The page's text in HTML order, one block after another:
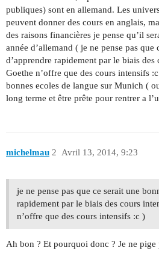
publiques) sont en allemand. Les
peuvent donner des cours en anglais,
des raisons financières je pense qu’il
année d’allemand ( je ne pense pas que
d’apprendre rapidement par le biais
Goethe n’offre que des cours intensifs
bonnes ecoles de langue sur Munich (
long terme et être prête pour rentrer a
michelmau Avril 13, 2014, 9:23
2
je ne pense pas que ce serait une
rapidement par le biais des cours
n’offre que des cours intensifs :c )
Ah bon ? Et pourquoi donc ? Je ne pige